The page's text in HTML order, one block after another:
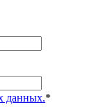
данных.*